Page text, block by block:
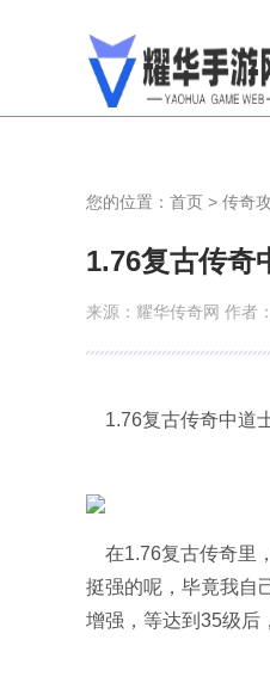
您的位置： 首页 > 传奇
1.76复古传奇
来源：耀华传奇网 作者
1.76复古传奇中道
在1.76复古传奇里
挺强的呢，毕竟我自
增强，等达到35级后